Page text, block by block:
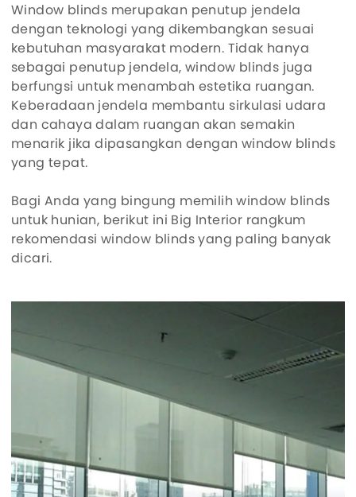
Window blinds merupakan penutup jendela
dengan teknologi yang dikembangkan sesuai
kebutuhan masyarakat modern. Tidak hanya
sebagai penutup jendela, window blinds juga
berfungsi untuk menambah estetika ruangan.
Keberadaan jendela membantu sirkulasi udara
dan cahaya dalam ruangan akan semakin
menarik jika dipasangkan dengan window blinds
yang tepat.
Bagi Anda yang bingung memilih window blinds
untuk hunian, berikut ini Big Interior rangkum
rekomendasi window blinds yang paling banyak
dicari.